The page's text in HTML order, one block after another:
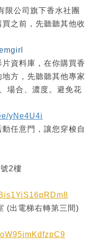
限公司旗下香水社團
之前，先聽聽其他收
資料庫，在你購買香
方，先聽聽其他專家
場合、濃度。避免花
yNe4U4i
任意門，讓您穿梭自
2樓
(出電梯右轉第三間)